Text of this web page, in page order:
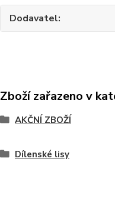
Dodavatel
Zboží zařazeno v
AKČNÍ ZBOŽÍ
Dílenské lisy